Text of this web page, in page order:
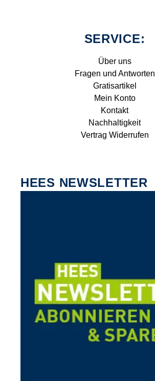
SERVICE:
Über uns
Fragen und Antworten
Gratisartikel
Mein Konto
Kontakt
Nachhaltigkeit
Vertrag Widerrufen
HEES NEWSLETTER